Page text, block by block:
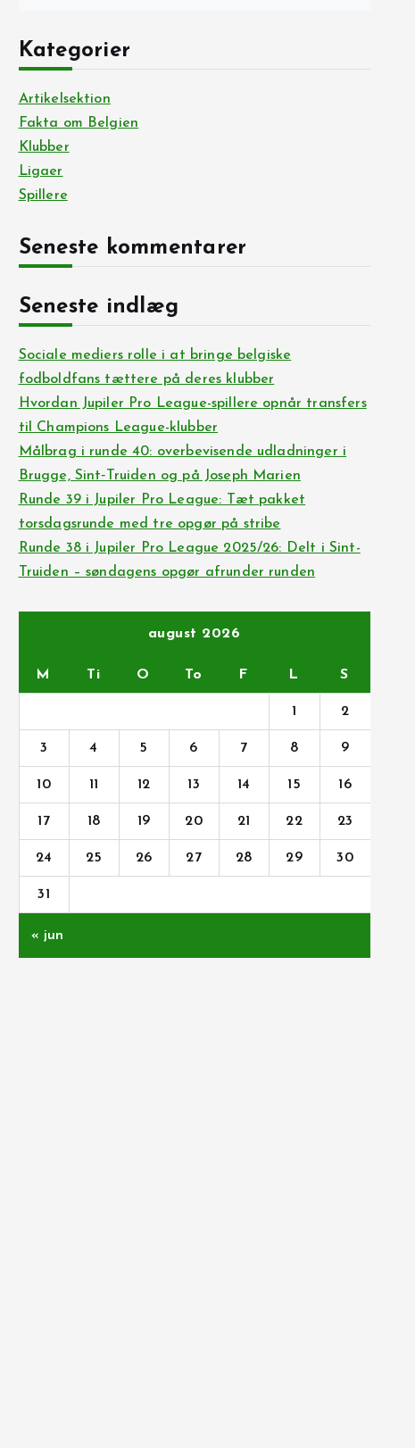
Kategorier
Artikelsektion
Fakta om Belgien
Klubber
Ligaer
Spillere
Seneste kommentarer
Seneste indlæg
Sociale mediers rolle i at bringe belgiske
fodboldfans tættere på deres klubber
Hvordan Jupiler Pro League-spillere opnår transfers
til Champions League-klubber
Målbrag i runde 40: overbevisende udladninger i
Brugge, Sint‑Truiden og på Joseph Marien
Runde 39 i Jupiler Pro League: Tæt pakket
torsdagsrunde med tre opgør på stribe
Runde 38 i Jupiler Pro League 2025/26: Delt i Sint-
Truiden – søndagens opgør afrunder runden
august 2026
M Ti O To F L S
1 2
3 4 5 6 7 8 9
10 11 12 13 14 15 16
17 18 19 20 21 22 23
24 25 26 27 28 29 30
31
« jun